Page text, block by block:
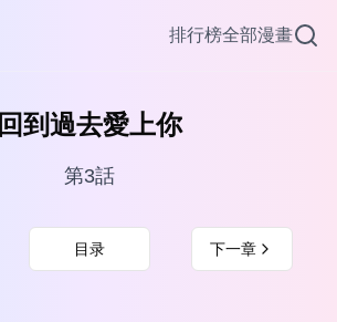
排行榜全部漫畫
回到過去愛上你
第3話
目录 下一章